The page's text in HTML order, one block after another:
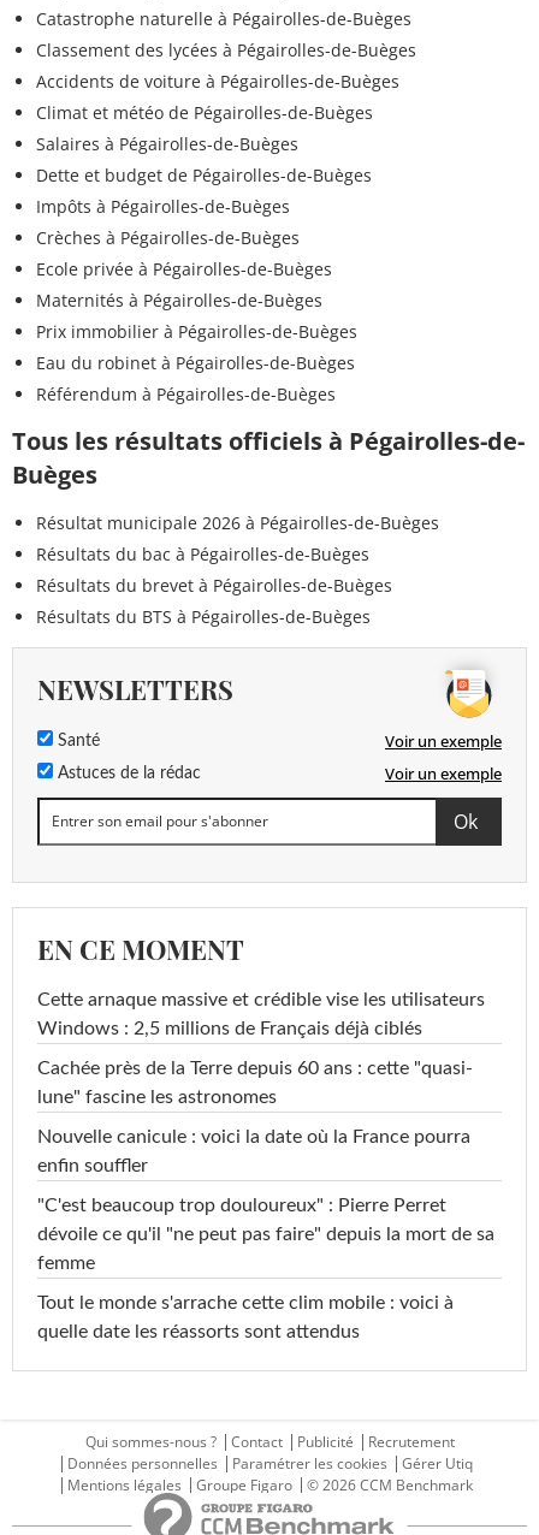
Catastrophe naturelle à Pégairolles-de-Buèges
Classement des lycées à Pégairolles-de-Buèges
Accidents de voiture à Pégairolles-de-Buèges
Climat et météo de Pégairolles-de-Buèges
Salaires à Pégairolles-de-Buèges
Dette et budget de Pégairolles-de-Buèges
Impôts à Pégairolles-de-Buèges
Crèches à Pégairolles-de-Buèges
Ecole privée à Pégairolles-de-Buèges
Maternités à Pégairolles-de-Buèges
Prix immobilier à Pégairolles-de-Buèges
Eau du robinet à Pégairolles-de-Buèges
Référendum à Pégairolles-de-Buèges
Tous les résultats officiels à Pégairolles-de-
Buèges
Résultat municipale 2026 à Pégairolles-de-Buèges
Résultats du bac à Pégairolles-de-Buèges
Résultats du brevet à Pégairolles-de-Buèges
Résultats du BTS à Pégairolles-de-Buèges
NEWSLETTERS
Santé Voir un exemple
Astuces de la rédac Voir un exemple
EN CE MOMENT
Cette arnaque massive et crédible vise les utilisateurs
Windows : 2,5 millions de Français déjà ciblés
Cachée près de la Terre depuis 60 ans : cette "quasi-
lune" fascine les astronomes
Nouvelle canicule : voici la date où la France pourra
enfin souffler
"C'est beaucoup trop douloureux" : Pierre Perret
dévoile ce qu'il "ne peut pas faire" depuis la mort de sa
femme
Tout le monde s'arrache cette clim mobile : voici à
quelle date les réassorts sont attendus
Qui sommes-nous ? Contact Publicité
Recrutement
Données personnelles
Paramétrer les cookies
Gérer Utiq
Mentions légales
Groupe Figaro © 2026 CCM Benchmark